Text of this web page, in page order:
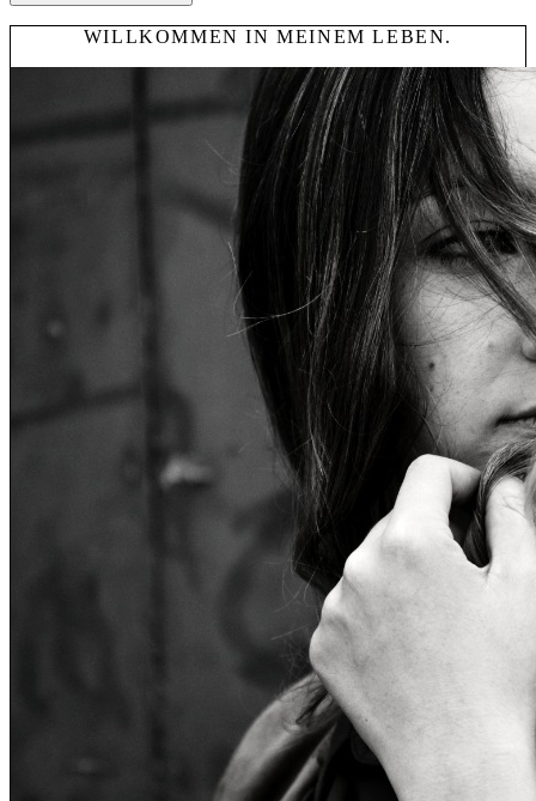
WILLKOMMEN IN MEINEM LEBEN.